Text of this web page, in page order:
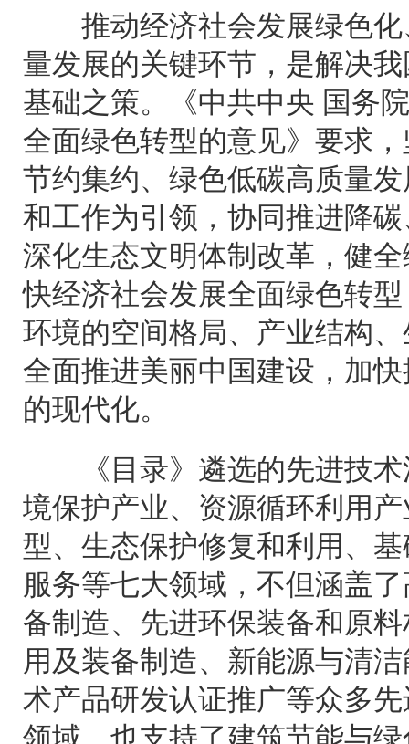
推动经济社会发展绿色化
量发展的关键环节，是解决
基础之策。《中共中央 国务
全面绿色转型的意见》要求
节约集约、绿色低碳高质量
和工作为引领，协同推进降
深化生态文明体制改革，健
快经济社会发展全面绿色转
环境的空间格局、产业结构
全面推进美丽中国建设，加
的现代化。
《目录》遴选的先进技术
境保护产业、资源循环利用
型、生态保护修复和利用、
服务等七大领域，不但涵盖
备制造、先进环保装备和原
用及装备制造、新能源与清
术产品研发认证推广等众多